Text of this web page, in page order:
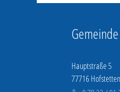
Hauptstraße 5
77716 Hofstetten